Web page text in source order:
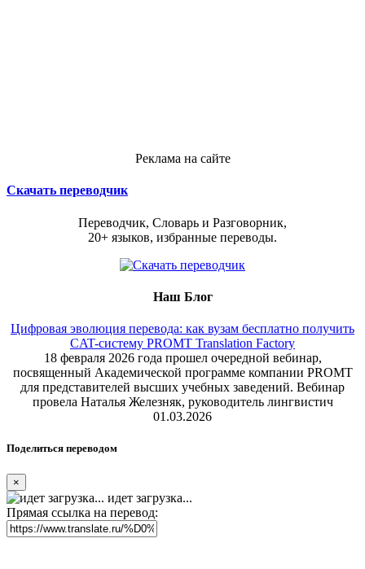
Реклама на сайте
Скачать переводчик
Переводчик, Словарь и Разговорник,
20+ языков, избранные переводы.
Наш Блог
Цифровая эволюция перевода: как вузам бесплатно получить
CAT-систему PROMT Translation Factory
18 февраля 2026 года прошел очередной вебинар,
посвященный Академической программе компании PROMT
для представителей высших учебных заведений. Вебинар
провела Наталья Железняк, руководитель лингвистич
01.03.2026
Поделиться переводом
×
идет загрузка...
Прямая ссылка на перевод: